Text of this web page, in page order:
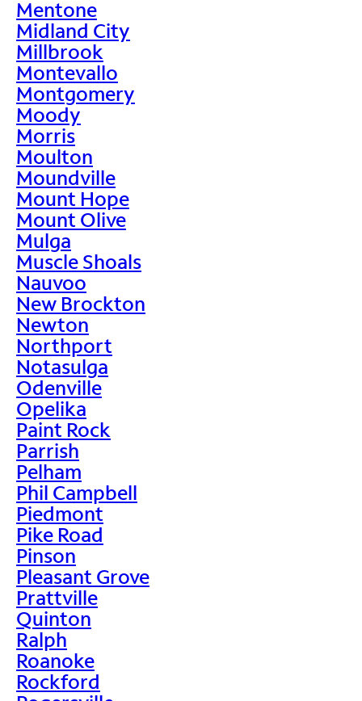
Mentone
Midland City
Millbrook
Montevallo
Montgomery
Moody
Morris
Moulton
Moundville
Mount Hope
Mount Olive
Mulga
Muscle Shoals
Nauvoo
New Brockton
Newton
Northport
Notasulga
Odenville
Opelika
Paint Rock
Parrish
Pelham
Phil Campbell
Piedmont
Pike Road
Pinson
Pleasant Grove
Prattville
Quinton
Ralph
Roanoke
Rockford